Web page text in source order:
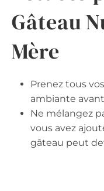
Gâteau
Mère
Prenez tous
ambiante
Ne mélangez
vous avez
gâteau peut